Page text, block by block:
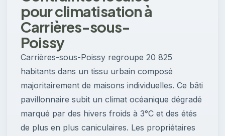
pour climatisation à
Carrières-sous-
Poissy
Carrières-sous-Poissy regroupe 20 825
habitants dans un tissu urbain composé
majoritairement de maisons individuelles. Ce bâti
pavillonnaire subit un climat océanique dégradé
marqué par des hivers froids à 3°C et des étés
de plus en plus caniculaires. Les propriétaires